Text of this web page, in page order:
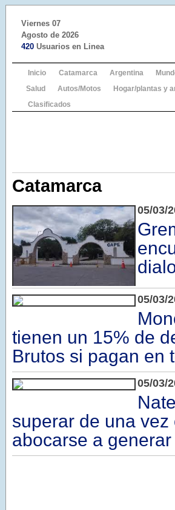
Viernes 07
Agosto de 2026
420 Usuarios en Linea
Inicio Catamarca Argentina
Salud
Autos/Motos Hogar/plantas y
Clasificados
Catamarca
05/03/
05/03/
tienen un 15% de
Brutos si pagan en
05/03/
superar de una
abocarse a generar